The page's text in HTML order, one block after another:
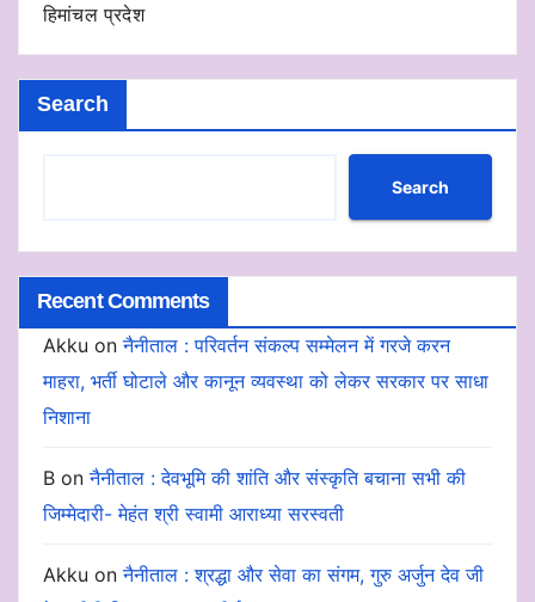
हिमांचल प्रदेश
Search
Search
Recent Comments
Akku onनैनीताल : परिवर्तन संकल्प सम्मेलन में गरजे करन
माहरा, भर्ती घोटाले और कानून व्यवस्था को लेकर सरकार पर साधा
निशाना
B onनैनीताल : देवभूमि की शांति और संस्कृति बचाना सभी की
जिम्मेदारी- मेहंत श्री स्वामी आराध्या सरस्वती
Akku onनैनीताल : श्रद्धा और सेवा का संगम, गुरु अर्जुन देव जी